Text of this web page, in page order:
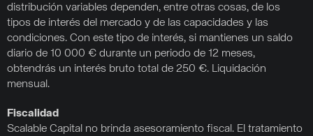
distribución variables dependen, entre otras cosas, de los
tipos de interés del mercado y de las capacidades y las
condiciones. Con este tipo de interés, si mantienes un saldo
diario de 10 000 € durante un periodo de 12 meses,
obtendrás un interés bruto total de 250 €. Liquidación
mensual.
Fiscalidad
Scalable Capital no brinda asesoramiento fiscal. El tratamiento